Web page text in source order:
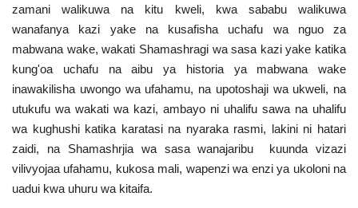
zamani walikuwa na kitu kweli, kwa sababu walikuwa
wanafanya kazi yake na kusafisha uchafu wa nguo za
mabwana wake, wakati Shamashragi wa sasa kazi yake katika
kung'oa uchafu na aibu ya historia ya mabwana wake
inawakilisha uwongo wa ufahamu, na upotoshaji wa ukweli, na
utukufu wa wakati wa kazi, ambayo ni uhalifu sawa na uhalifu
wa kughushi katika karatasi na nyaraka rasmi, lakini ni hatari
zaidi, na Shamashrjia wa sasa wanajaribu kuunda vizazi
vilivyojaa ufahamu, kukosa mali, wapenzi wa enzi ya ukoloni na
uadui kwa uhuru wa kitaifa.